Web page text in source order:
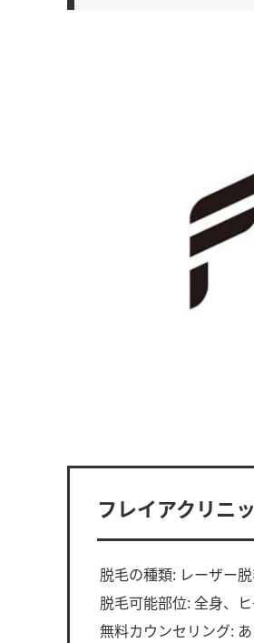
フレイアクリニ
脱毛の種類: レーザー
脱毛可能部位: 全身、
無料カウンセリング: あ